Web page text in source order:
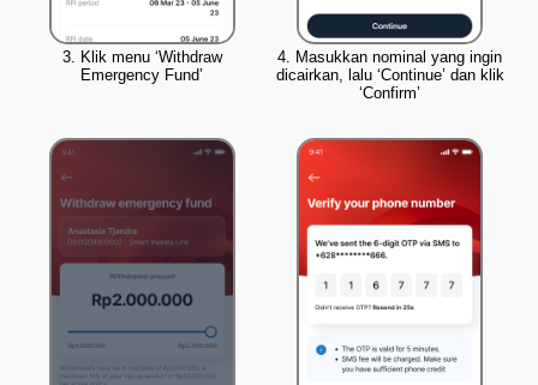
3. Klik menu ‘Withdraw
Emergency Fund’
4. Masukkan nominal yang ingin
dicairkan, lalu ‘Continue’ dan klik
‘Confirm’